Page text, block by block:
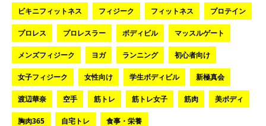
ビキニフィットネス フィジーク フィットネス プロテイン
プロレス プロレスラー ボディビル マッスルゲート
メンズフィジーク ヨガ ランニング 初心者向け
女子フィジーク 女性向け 学生ボディビル 新極真会
渡辺華奈 空手 筋トレ 筋トレ女子 筋肉 美ボディ
胸肉365 自宅トレ 食事・栄養